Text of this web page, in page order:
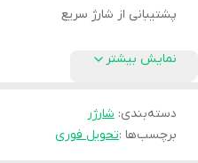
پشتیبانی از شارژ سریع
نمایش بیشتر
دسته‌بندی: شارژر
برچسب‌ها :تحویل فوری